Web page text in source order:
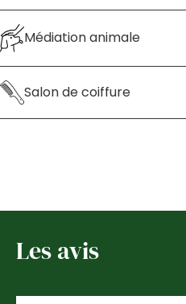
Médiation animale
Salon de coiffure
Les avis